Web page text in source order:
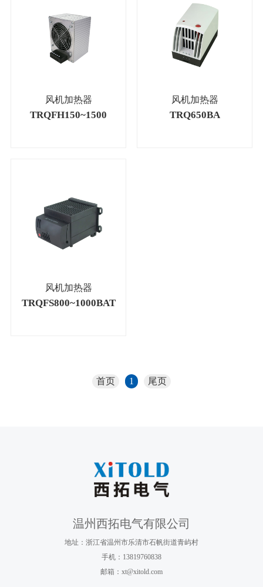
风机加热器
TRQFH150~1500
风机加热器
TRQ650BA
风机加热器
TRQFS800~1000BAT
首页 1 尾页
温州西拓电气有限公司
地址：浙江省温州市乐清市石帆街道青屿村
手机：13819760838
邮箱：xt@xitold.com